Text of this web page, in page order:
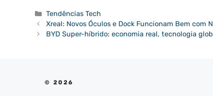
Categorias
Tendências Tech
Xreal: Novos Óculos e Dock Funcionam Bem com
BYD Super-híbrido: economia real, tecnologia
© 2026